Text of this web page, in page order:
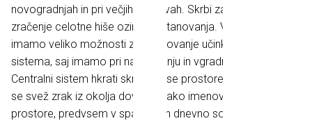
novogradnjah in pri večjih prenovah. Skrbi za učinkovito
zračenje celotne hiše oziroma stanovanja. V tem primeru
imamo veliko možnosti za oblikovanje učinkovitega
sistema, saj imamo pri načrtovanju in vgradnji proste roke.
Centralni sistem hkrati skrbi za vse prostore v hiši. Običajno
se svež zrak iz okolja dovaja v tako imenovane čiste
prostore, predvsem v spalnico in dnevno sobo. Zrak kroži